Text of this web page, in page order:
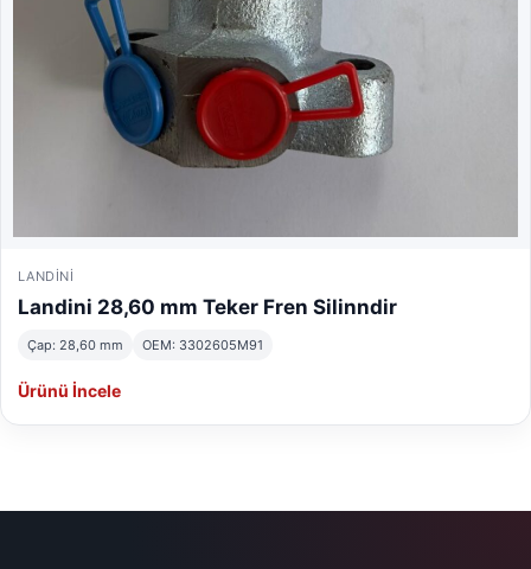
LANDINI
Landini 28,60 mm Teker Fren Silinndir
Çap: 28,60 mm OEM: 3302605M91
Ürünü İncele